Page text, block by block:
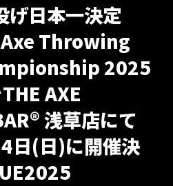
日本一決定
Throwing
2025
AXE
浅草店にて
日(日)に開催決